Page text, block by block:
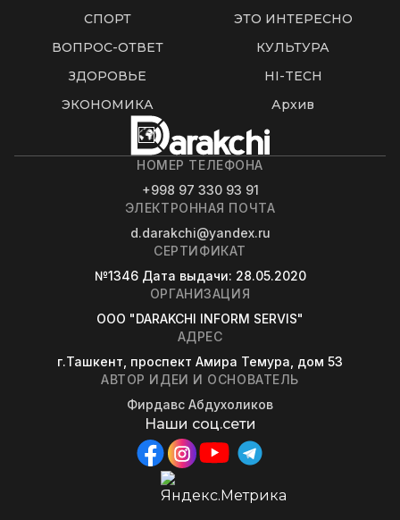
СПОРТ
ЭТО ИНТЕРЕСНО
ВОПРОС-ОТВЕТ
КУЛЬТУРА
ЗДОРОВЬЕ
HI-TECH
ЭКОНОМИКА
Архив
НОМЕР ТЕЛЕФОНА
+998 97 330 93 91
ЭЛЕКТРОННАЯ ПОЧТА
d.darakchi@yandex.ru
СЕРТИФИКАТ
№1346 Дата выдачи: 28.05.2020
ОРГАНИЗАЦИЯ
OOO "DARAKCHI INFORM SERVIS"
АДРЕС
г.Ташкент, проспект Амира Темура, дом 53
АВТОР ИДЕИ И ОСНОВАТЕЛЬ
Фирдавс Абдухоликов
Наши соц.сети